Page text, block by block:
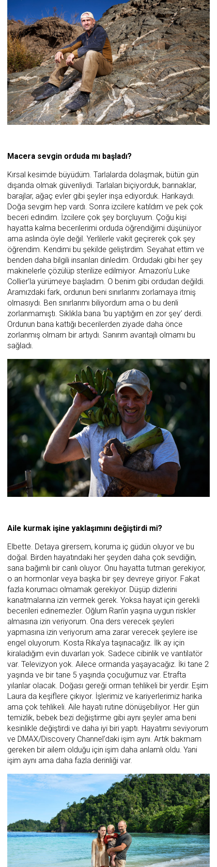
Macera sevgin orduda mı başladı?
Kırsal kesimde büyüdüm. Tarlalarda dolaşmak, bütün gün
dışarıda olmak güvenliydi. Tarlaları biçiyorduk, barınaklar,
barajlar, ağaç evler gibi şeyler inşa ediyorduk. Harikaydı.
Doğa sevgim hep vardı. Sonra izcilere katıldım ve pek çok
beceri edindim. İzcilere çok şey borçluyum. Çoğu kişi
hayatta kalma becerilerimi orduda öğrendiğimi düşünüyor
ama aslında öyle değil. Yerlilerle vakit geçirerek çok şey
öğrendim. Kendimi bu şekilde geliştirdim. Seyahat ettim ve
benden daha bilgili insanları dinledim. Ordudaki gibi her şey
makinelerle çözülüp sterilize edilmiyor. Amazon’u Luke
Collier’la yürümeye başladım. O benim gibi ordudan değildi.
Aramızdaki fark, ordunun beni sınırlarımı zorlamaya itmiş
olmasıydı. Ben sınırlarımı biliyordum ama o bu denli
zorlanmamıştı. Sıklıkla bana ‘bu yaptığım en zor şey’ derdi.
Ordunun bana kattığı becerilerden ziyade daha önce
zorlanmış olmam bir artıydı. Sanırım avantajlı olmamı bu
sağladı.
Aile kurmak işine yaklaşımını değiştirdi mi?
Elbette. Detaya girersem, koruma iç güdün oluyor ve bu
doğal. Birden hayatındaki her şeyden daha çok sevdiğin,
sana bağımlı bir canlı oluyor. Onu hayatta tutman gerekiyor,
o an hormonlar veya başka bir şey devreye giriyor. Fakat
fazla korumacı olmamak gerekiyor. Düşüp dizlerini
kanatmalarına izin vermek gerek. Yoksa hayat için gerekli
becerileri edinemezler. Oğlum Ran’in yaşına uygun riskler
almasına izin veriyorum. Ona ders verecek şeyleri
yapmasına izin veriyorum ama zarar verecek şeylere ise
engel oluyorum. Kosta Rika’ya taşınacağız. İlk ay için
kiraladığım evin duvarları yok. Sadece cibinlik ve vantilatör
var. Televizyon yok. Ailece ormanda yaşayacağız. İki tane 2
yaşında ve bir tane 5 yaşında çocuğumuz var. Etrafta
yılanlar olacak. Doğası gereği orman tehlikeli bir yerdir. Eşim
Laura da keşiflere çıkıyor. İşlerimiz ve kariyerlerimiz harika
ama çok tehlikeli. Aile hayatı rutine dönüşebiliyor. Her gün
temizlik, bebek bezi değiştirme gibi aynı şeyler ama beni
kesinlikle değiştirdi ve daha iyi biri yaptı. Hayatımı seviyorum
ve DMAX/Discovery Channel’daki işim aynı. Artık bakmam
gereken bir ailem olduğu için işim daha anlamlı oldu. Yani
işim aynı ama daha fazla derinliği var.